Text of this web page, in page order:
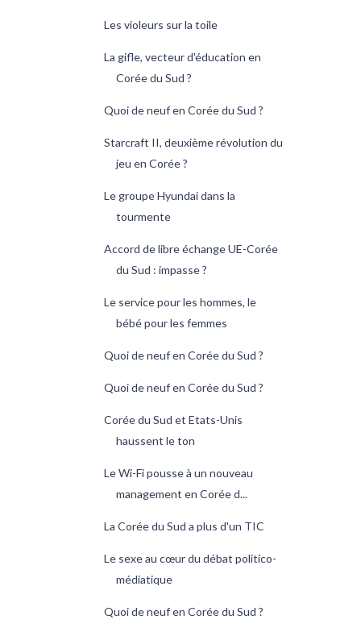
Les violeurs sur la toile
La gifle, vecteur d'éducation en
Corée du Sud ?
Quoi de neuf en Corée du Sud ?
Starcraft II, deuxième révolution du
jeu en Corée ?
Le groupe Hyundai dans la
tourmente
Accord de libre échange UE-Corée
du Sud : impasse ?
Le service pour les hommes, le
bébé pour les femmes
Quoi de neuf en Corée du Sud ?
Quoi de neuf en Corée du Sud ?
Corée du Sud et Etats-Unis
haussent le ton
Le Wi-Fi pousse à un nouveau
management en Corée d...
La Corée du Sud a plus d'un TIC
Le sexe au cœur du débat politico-
médiatique
Quoi de neuf en Corée du Sud ?